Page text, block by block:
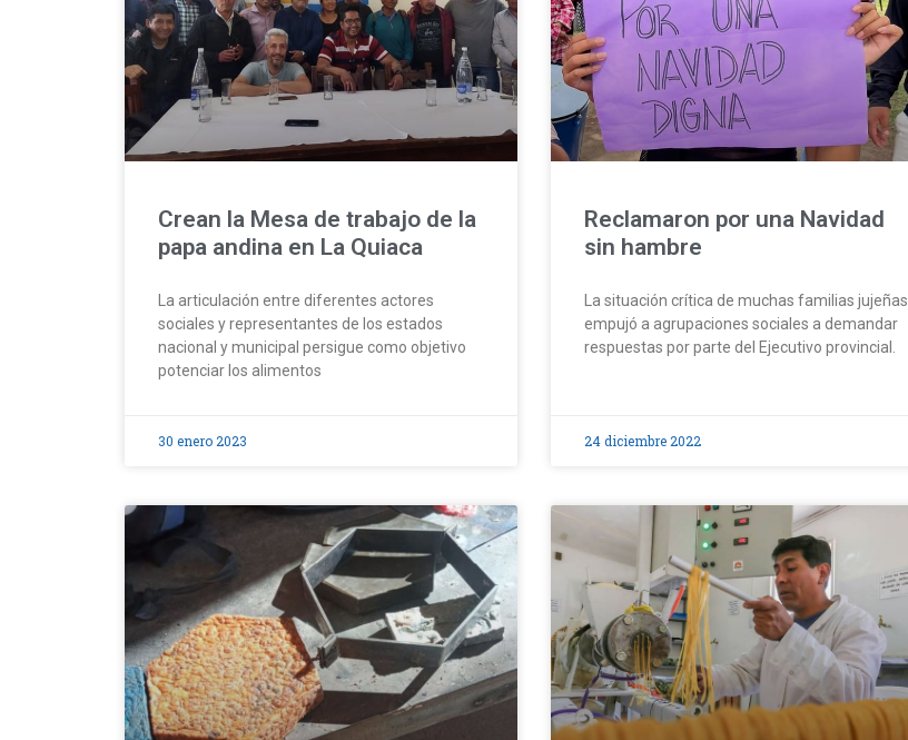
Crean la Mesa de trabajo de la
papa andina en La Quiaca
La articulación entre diferentes actores
sociales y representantes de los estados
nacional y municipal persigue como objetivo
potenciar los alimentos
30 enero 2023
Reclamaron por una Navidad
sin hambre
La situación crítica de muchas familias jujeñas
empujó a agrupaciones sociales a demandar
respuestas por parte del Ejecutivo provincial.
24 diciembre 2022